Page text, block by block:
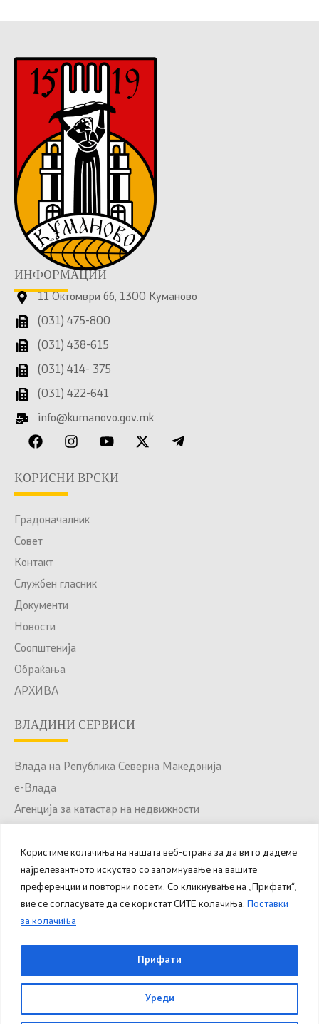
Користиме колачиња на нашата веб-страна за да ви го дадеме
најрелевантното искуство со запомнување на вашите
преференции и повторни посети. Со кликнување на „Прифати“,
вие се согласувате да се користат СИТЕ колачиња. Поставки
за колачиња
Уреди
Прифати
ИНФОРМАЦИИ
11 Октомври бб, 1300 Куманово
(031) 475-800
(031) 438-615
(031) 414- 375
(031) 422-641
info@kumanovo.gov.mk
КОРИСНИ ВРСКИ
Градоначалник
Совет
Контакт
Службен гласник
Документи
Новости
Соопштенија
Обраќања
АРХИВА
ВЛАДИНИ СЕРВИСИ
Влада на Република Северна Македонија
е-Влада
Агенција за катастар на недвижности
Портал за отворени податоци
Национален Портал за е-Услуги
© 2025 – 2026 Општина Куманово. Сите права
Министерство за дигитална
трансформација.